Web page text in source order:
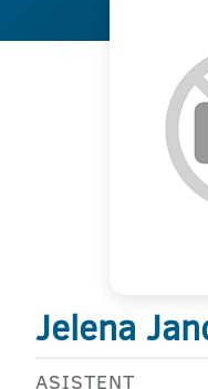
Jelena
ASISTENT